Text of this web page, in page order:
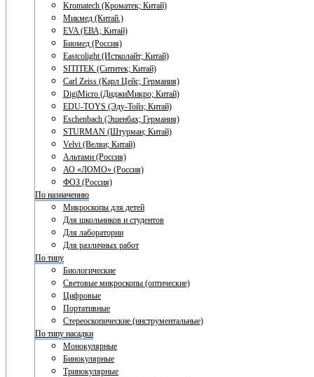
Kromatech (Кроматек; Китай)
Микмед (Китай.)
EVA (ЕВА; Китай)
Биомед (Россия)
Eastcolight (Истколайт; Китай)
SITITEK (Сититек; Китай)
Carl Zeiss (Карл Цейс; Германия)
DigiMicro (ДиджиМикро; Китай)
EDU-TOYS (Эду-Тойз; Китай)
Eschenbach (Эшенбах; Германия)
STURMAN (Штурман; Китай)
Velvi (Велви; Китай)
Альтами (Россия)
АО «ЛОМО» (Россия)
ФОЗ (Россия)
По назначению
Микроскопы для детей
Для школьников и студентов
Для лаборатории
Для различных работ
По типу
Биологические
Световые микроскопы (оптические)
Цифровые
Портативные
Стереоскопические (инструментальные)
По типу насадки
Монокулярные
Бинокулярные
Тринокулярные